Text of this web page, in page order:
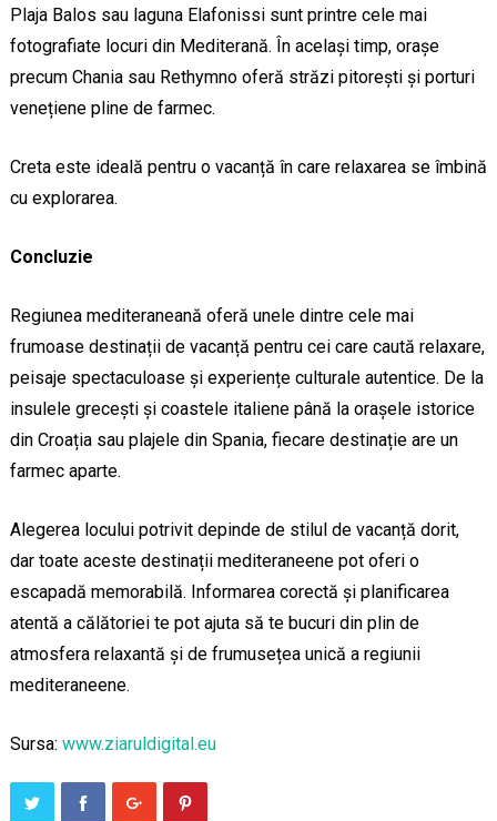
Plaja Balos sau laguna Elafonissi sunt printre cele mai
fotografiate locuri din Mediterană. În același timp, orașe
precum Chania sau Rethymno oferă străzi pitorești și porturi
venețiene pline de farmec.
Creta este ideală pentru o vacanță în care relaxarea se îmbină
cu explorarea.
Concluzie
Regiunea mediteraneană oferă unele dintre cele mai
frumoase destinații de vacanță pentru cei care caută relaxare,
peisaje spectaculoase și experiențe culturale autentice. De la
insulele grecești și coastele italiene până la orașele istorice
din Croația sau plajele din Spania, fiecare destinație are un
farmec aparte.
Alegerea locului potrivit depinde de stilul de vacanță dorit,
dar toate aceste destinații mediteraneene pot oferi o
escapadă memorabilă. Informarea corectă și planificarea
atentă a călătoriei te pot ajuta să te bucuri din plin de
atmosfera relaxantă și de frumusețea unică a regiunii
mediteraneene.
Sursa: www.ziaruldigital.eu